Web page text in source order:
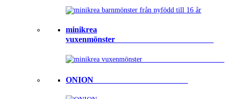
minikrea
vuxenmönster⠀⠀⠀⠀⠀⠀⠀⠀⠀⠀⠀⠀⠀⠀⠀⠀
ONION ⠀⠀⠀⠀⠀⠀⠀⠀⠀⠀⠀⠀⠀⠀⠀